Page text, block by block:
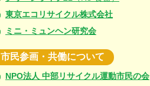
東京エコリサイクル株式会社
ミニ・ミュンヘン研究会
市民参画・共働について
NPO法人 中部リサイクル運動市民の会